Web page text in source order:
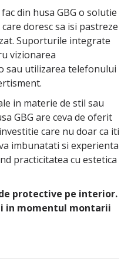
din husa GBG o solutie
doresc sa isi pastreze
Suporturile integrate
vizionarea
sau utilizarea telefonului
in materie de stil sau
GBG are ceva de oferit
care nu doar ca iti
imbunatati si experienta
practicitatea cu estetica
protective pe interior.
in momentul montarii